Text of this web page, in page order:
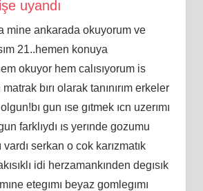
uyandı
mine ankarada okuyorum ve
21..hemen konuya
okuyor hem calısıyorum is
bırı olarak tanınırım erkeler
olgun!bı gun ıse gıtmek ıcn uzerımı
farklıydı ıs yerınde gozumu
vardı serkan o cok karızmatık
idi herzamankınden degısık
etegımı beyaz gomlegımı